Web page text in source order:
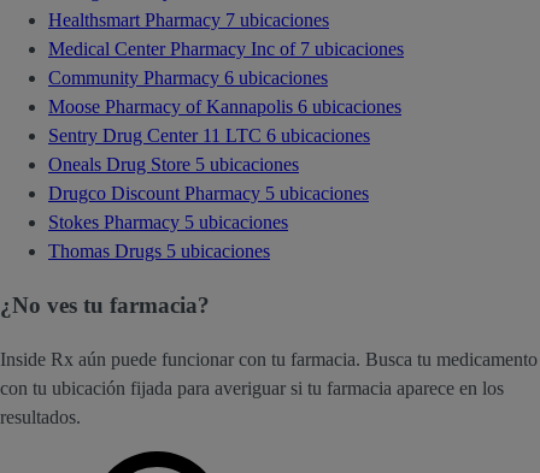
Healthsmart Pharmacy 7 ubicaciones
Medical Center Pharmacy Inc of 7 ubicaciones
Community Pharmacy 6 ubicaciones
Moose Pharmacy of Kannapolis 6 ubicaciones
Sentry Drug Center 11 LTC 6 ubicaciones
Oneals Drug Store 5 ubicaciones
Drugco Discount Pharmacy 5 ubicaciones
Stokes Pharmacy 5 ubicaciones
Thomas Drugs 5 ubicaciones
¿No ves tu farmacia?
Inside Rx aún puede funcionar con tu farmacia. Busca tu medicamento
con tu ubicación fijada para averiguar si tu farmacia aparece en los
resultados.